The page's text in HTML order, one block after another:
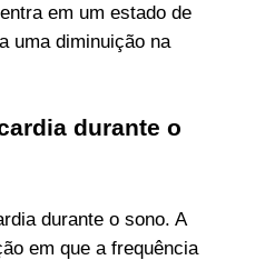
em um estado de
uma diminuição na
durante o
durante o sono. A
em que a frequência